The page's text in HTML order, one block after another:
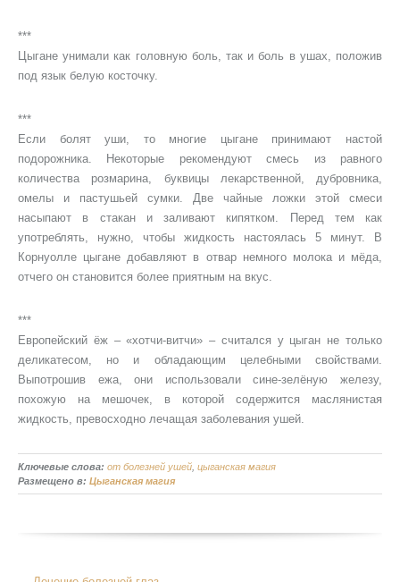
***
Цыгане унимали как головную боль, так и боль в ушах, положив
под язык белую косточку.
***
Если болят уши, то многие цыгане принимают настой
подорожника. Некоторые рекомендуют смесь из равного
количества розмарина, буквицы лекарственной, дубровника,
омелы и пастушьей сумки. Две чайные ложки этой смеси
насыпают в стакан и заливают кипятком. Перед тем как
употреблять, нужно, чтобы жидкость настоялась 5 минут. В
Корнуолле цыгане добавляют в отвар немного молока и мёда,
отчего он становится более приятным на вкус.
***
Европейский ёж – «хотчи-витчи» – считался у цыган не только
деликатесом, но и обладающим целебными свойствами.
Выпотрошив ежа, они использовали сине-зелёную железу,
похожую на мешочек, в которой содержится маслянистая
жидкость, превосходно лечащая заболевания ушей.
Ключевые слова: от болезней ушей цыганская магия
Размещено в: Цыганская магия